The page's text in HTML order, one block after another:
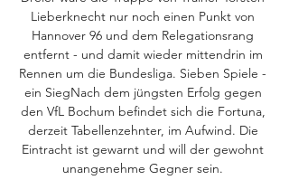
Lieberknecht nur noch einen Punkt von
Hannover 96 und dem Relegationsrang
entfernt - und damit wieder mittendrin im
Rennen um die Bundesliga. Sieben Spiele -
ein SiegNach dem jüngsten Erfolg gegen
den VfL Bochum befindet sich die Fortuna,
derzeit Tabellenzehnter, im Aufwind. Die
Eintracht ist gewarnt und will der gewohnt
unangenehme Gegner sein.